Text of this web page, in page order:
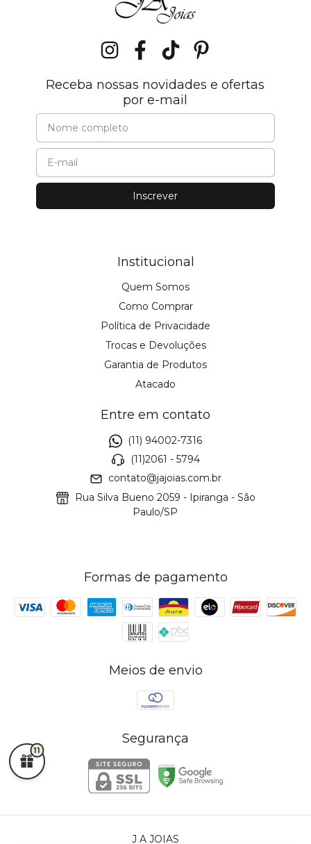
Receba nossas novidades e ofertas
por e-mail
Institucional
Quem Somos
Como Comprar
Política de Privacidade
Trocas e Devoluções
Garantia de Produtos
Atacado
Entre em contato
(11) 94002-7316
(11)2061 - 5794
contato@jajoias.com.br
Rua Silva Bueno 2059 - Ipiranga - São
Paulo/SP
Formas de pagamento
Meios de envio
Segurança
J A JOIAS
11